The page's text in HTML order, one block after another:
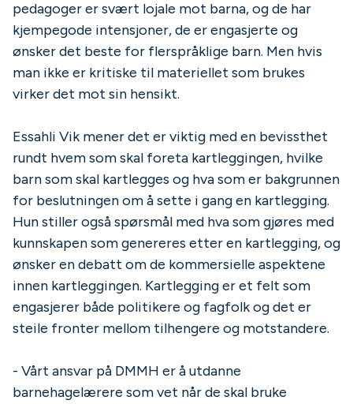
pedagoger er svært lojale mot barna, og de har
kjempegode intensjoner, de er engasjerte og
ønsker det beste for flerspråklige barn. Men hvis
man ikke er kritiske til materiellet som brukes
virker det mot sin hensikt.
Essahli Vik mener det er viktig med en bevissthet
rundt hvem som skal foreta kartleggingen, hvilke
barn som skal kartlegges og hva som er bakgrunnen
for beslutningen om å sette i gang en kartlegging.
Hun stiller også spørsmål med hva som gjøres med
kunnskapen som genereres etter en kartlegging, og
ønsker en debatt om de kommersielle aspektene
innen kartleggingen. Kartlegging er et felt som
engasjerer både politikere og fagfolk og det er
steile fronter mellom tilhengere og motstandere.
- Vårt ansvar på DMMH er å utdanne
barnehagelærere som vet når de skal bruke